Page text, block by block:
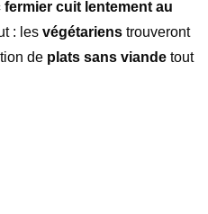
fermier cuit lentement au
: les végétariens trouveront
de plats sans viande tout